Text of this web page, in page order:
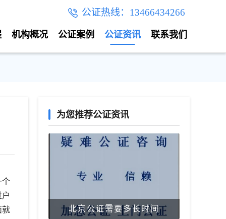
公证热线：13466434266
联系我们
公证资讯
公证案例
机构概况
个
就
为您推荐公证资讯
北京公证需要多长时间